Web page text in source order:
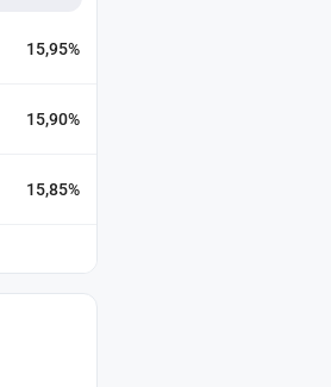
15,95%
15,90%
15,85%